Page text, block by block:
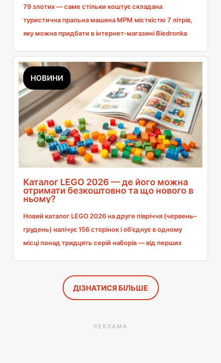
79 злотих — саме стільки коштує складана
туристична пральна машина MPM місткістю 7 літрів,
яку можна придбати в інтернет-магазині Biedronka
шафку кемпера. Має три режими прання — 3, 5 і 10
хвилин — та вбудований злив води, тож вам не
знадобляться жодні додаткові аксесуари. У цій же
пропозиції є й дорожча альтернатива: пральна
машина з віджимом Adler AD 8051 за 299 злотих. Я
перевірила, чи має сенс дешеве прання в подорожі та
коли така міні-пральна машина дійсно стає в нагоді.
НОВИНИ
Каталог LEGO 2026 — де його можна
отримати безкоштовно та що нового в
ньому?
Новий каталог LEGO 2026 на друге півріччя (червень–
грудень) налічує 156 сторінок і об’єднує в одному
місці понад тридцять серій наборів — від перших
путівник: він показує, що з’явиться на полицях аж до
свят, які прем’єри є наймасштабнішими та які ювілеї
отримати каталог, що ховається всередині сторінка
ДІЗНАТИСЯ БІЛЬШЕ
РЕКЛАМА